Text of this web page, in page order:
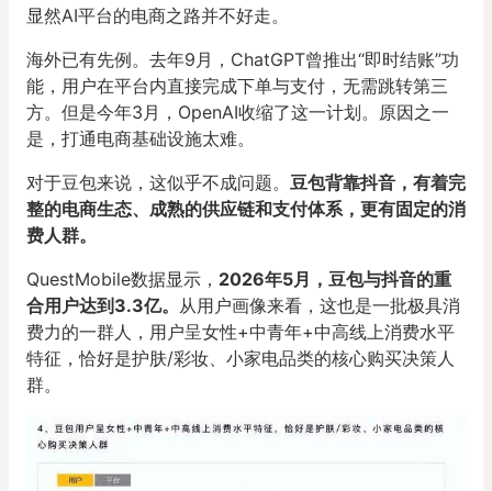
显然AI平台的电商之路并不好走。
海外已有先例。去年9月，ChatGPT曾推出“即时结账”功
能，用户在平台内直接完成下单与支付，无需跳转第三
方。但是今年3月，OpenAI收缩了这一计划。原因之一
是，打通电商基础设施太难。
对于豆包来说，这似乎不成问题。 豆包背靠抖音，有着完
整的电商生态、成熟的供应链和支付体系，更有固定的消
费人群。
QuestMobile数据显示， 2026年5月，豆包与抖音的重
合用户达到3.3亿。 从用户画像来看，这也是一批极具消
费力的一群人，用户呈女性+中青年+中高线上消费水平
特征，恰好是护肤/彩妆、小家电品类的核心购买决策人
群。